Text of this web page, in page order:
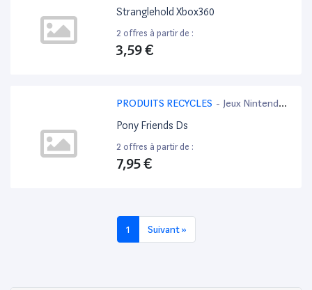
PlayStation 3
Stranglehold Xbox360
2 offres à partir de :
3,59 €
PRODUITS RECYCLES - Jeux Nintendo
3DS
Pony Friends Ds
2 offres à partir de :
7,95 €
1 Suivant »